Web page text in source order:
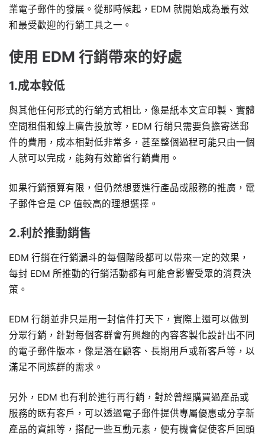
業電子郵件的發展。從那時候起，EDM 就開始成為最有效
和最受歡迎的行銷工具之一。
使用 EDM 行銷帶來的好處
1.成本較低
與其他任何形式的行銷方式相比，像是紙本文宣印製、實體
空間租借和線上廣告投放等，EDM 行銷只需要負擔寄送郵
件的費用，成本相對低非常多，甚至整個過程可能只由一個
人就可以完成，能夠有效節省行銷費用。
如果行銷預算有限，但仍然想要進行產品或服務的推廣，電
子郵件會是 CP 值較高的理想選擇。
2.利於推動銷售
EDM 行銷在行銷漏斗的每個階段都可以帶來一定的效果，
每封 EDM 所推動的行銷活動都有可能會影響受眾的消費決
策。
EDM 行銷並非只是用一封信件打天下，實際上還可以做到
分眾行銷，針對每個客群會有興趣的內容客製化設計出不同
的電子郵件版本，像是潛在顧客、長期用戶或新客戶等，以
滿足不同族群的需求。
另外，EDM 也有利於進行再行銷，對於曾經購買過產品或
服務的既有客戶，可以透過電子郵件提供專屬優惠或分享新
產品的資訊等，搭配一些互動元素，便有機會促使客戶回頭